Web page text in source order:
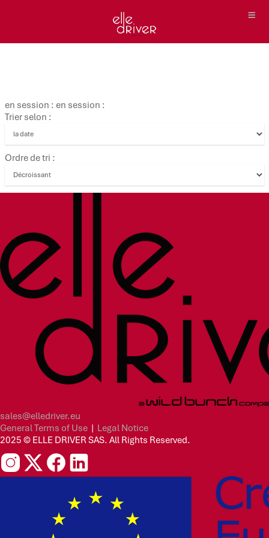
en session : en session :
Trier selon :
Ordre de tri :
sales@elledriver.eu
General Terms of Use | Legal Notice
2025 © ELLE DRIVER SAS. All Rights Reserved.